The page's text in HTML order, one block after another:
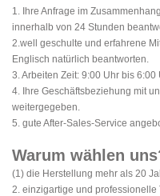
1. Ihre Anfrage im
innerhalb von 24 Stunden
2.well geschulte und erfahrene
Englisch natürlich beantworten.
3. Arbeiten Zeit: 9:00 Uhr bis 6:00
4. Ihre Geschäftsbeziehung mit
weitergegeben.
5. gute After-Sales-Service
Warum wählen
(1) die Herstellung mehr als 20
2. einzigartige und